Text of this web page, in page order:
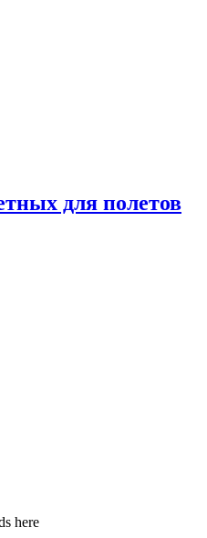
для полетов
here